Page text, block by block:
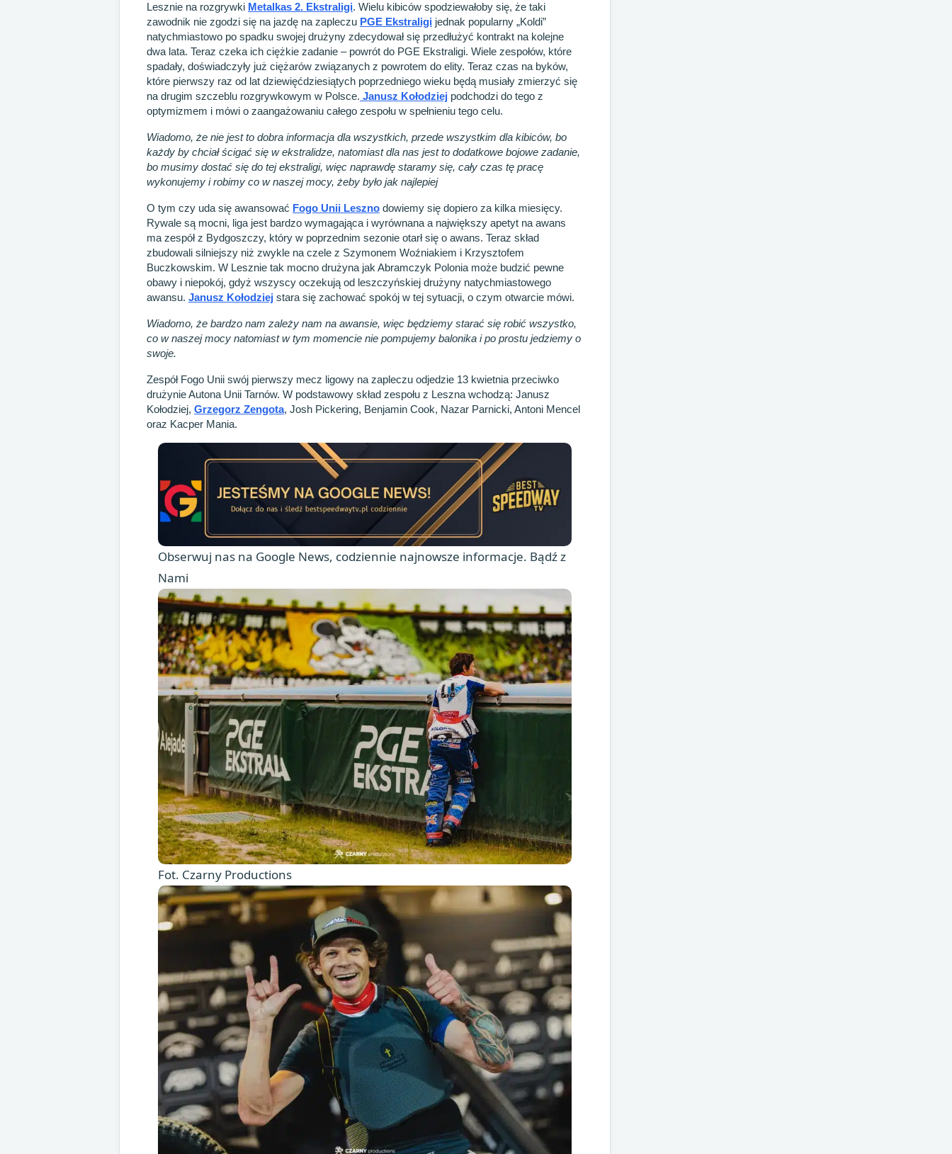
Lesznie na rozgrywki Metalkas 2. Ekstraligi. Wielu kibiców spodziewałoby się, że taki
zawodnik nie zgodzi się na jazdę na zapleczu PGE Ekstraligi jednak popularny „Koldi”
natychmiastowo po spadku swojej drużyny zdecydował się przedłużyć kontrakt na kolejne
dwa lata. Teraz czeka ich ciężkie zadanie – powrót do PGE Ekstraligi. Wiele zespołów, które
spadały, doświadczyły już ciężarów związanych z powrotem do elity. Teraz czas na byków,
które pierwszy raz od lat dziewięćdziesiątych poprzedniego wieku będą musiały zmierzyć się
na drugim szczeblu rozgrywkowym w Polsce. Janusz Kołodziej podchodzi do tego z
optymizmem i mówi o zaangażowaniu całego zespołu w spełnieniu tego celu.
Wiadomo, że nie jest to dobra informacja dla wszystkich, przede wszystkim dla kibiców, bo
każdy by chciał ścigać się w ekstralidze, natomiast dla nas jest to dodatkowe bojowe zadanie,
bo musimy dostać się do tej ekstraligi, więc naprawdę staramy się, cały czas tę pracę
wykonujemy i robimy co w naszej mocy, żeby było jak najlepiej
O tym czy uda się awansować Fogo Unii Leszno dowiemy się dopiero za kilka miesięcy.
Rywale są mocni, liga jest bardzo wymagająca i wyrównana a największy apetyt na awans
ma zespół z Bydgoszczy, który w poprzednim sezonie otarł się o awans. Teraz skład
zbudowali silniejszy niż zwykle na czele z Szymonem Woźniakiem i Krzysztofem
Buczkowskim. W Lesznie tak mocno drużyna jak Abramczyk Polonia może budzić pewne
obawy i niepokój, gdyż wszyscy oczekują od leszczyńskiej drużyny natychmiastowego
awansu. Janusz Kołodziej stara się zachować spokój w tej sytuacji, o czym otwarcie mówi.
Wiadomo, że bardzo nam zależy nam na awansie, więc będziemy starać się robić wszystko,
co w naszej mocy natomiast w tym momencie nie pompujemy balonika i po prostu jedziemy o
swoje.
Zespół Fogo Unii swój pierwszy mecz ligowy na zapleczu odjedzie 13 kwietnia przeciwko
drużynie Autona Unii Tarnów. W podstawowy skład zespołu z Leszna wchodzą: Janusz
Kołodziej, Grzegorz Zengota, Josh Pickering, Benjamin Cook, Nazar Parnicki, Antoni Mencel
oraz Kacper Mania.
Obserwuj nas na Google News, codziennie najnowsze informacje. Bądź z
Nami
Fot. Czarny Productions